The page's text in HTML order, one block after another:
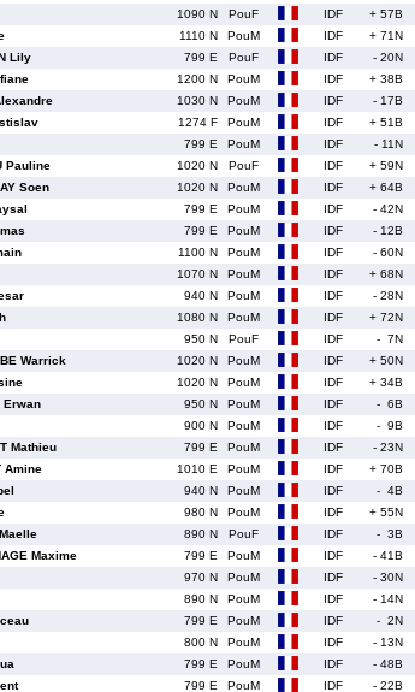
1090 N PouF IDF + 57B
1110 N PouM IDF + 71N
Lily 799 E PouF IDF - 20N
1200 N PouM IDF + 38B
1030 N PouM IDF - 17B
1274 F PouM IDF + 51B
799 E PouM IDF - 11N
Pauline 1020 N PouF IDF + 59N
Soen 1020 N PouM IDF + 64B
799 E PouM IDF - 42N
799 E PouM IDF - 12B
1100 N PouM IDF - 60N
1070 N PouM IDF + 68N
940 N PouM IDF - 28N
1080 N PouM IDF + 72N
950 N PouF IDF - 7N
Warrick 1020 N PouM IDF + 50N
1020 N PouM IDF + 34B
Erwan 950 N PouM IDF - 6B
900 N PouM IDF - 9B
Mathieu 799 E PouM IDF - 23N
Amine 1010 E PouM IDF + 70B
940 N PouM IDF - 4B
980 N PouM IDF + 55N
890 N PouF IDF - 3B
Maxime 799 E PouM IDF - 41B
970 N PouM IDF - 30N
890 N PouM IDF - 14N
799 E PouM IDF - 2N
800 N PouM IDF - 13N
799 E PouM IDF - 48B
799 E PouM IDF - 22B